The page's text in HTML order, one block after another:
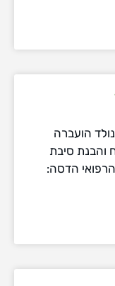
הועברה
והבנת סיבת
הדסה: